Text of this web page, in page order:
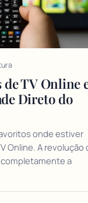
de TV Online
Direto do
onde estiver
Online. A revolução
a